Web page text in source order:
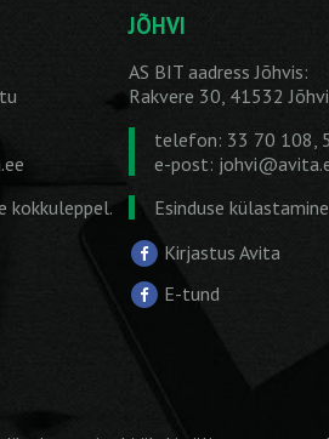
kokkuleppel.
JÕHVI
AS BIT aadress Jõhvis:
Rakvere 30, 41532 Jõhvi
telefon: 33 70 108,
e-post:
Esinduse
Kirjastus Avita
E-tund